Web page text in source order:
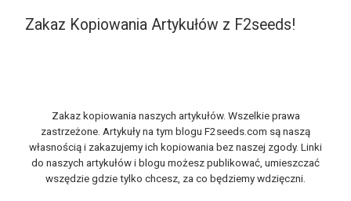
Zakaz Kopiowania Artykułów z F2seeds!
Zakaz kopiowania naszych artykułów. Wszelkie prawa
zastrzeżone. Artykuły na tym blogu F2seeds.com są naszą
własnością i zakazujemy ich kopiowania bez naszej zgody. Linki
do naszych artykułów i blogu możesz publikować, umieszczać
wszędzie gdzie tylko chcesz, za co będziemy wdzięczni.